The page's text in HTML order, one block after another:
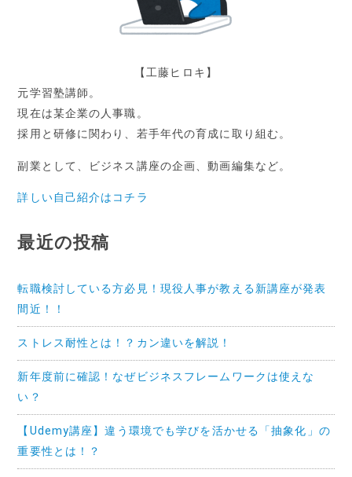
【工藤ヒロキ】
元学習塾講師。
現在は某企業の人事職。
採用と研修に関わり、若手年代の育成に取り組む。
副業として、ビジネス講座の企画、動画編集など。
詳しい自己紹介はコチラ
最近の投稿
転職検討している方必見！現役人事が教える新講座が発表
間近！！
ストレス耐性とは！？カン違いを解説！
新年度前に確認！なぜビジネスフレームワークは使えな
い？
【Udemy講座】違う環境でも学びを活かせる「抽象化」の
重要性とは！？